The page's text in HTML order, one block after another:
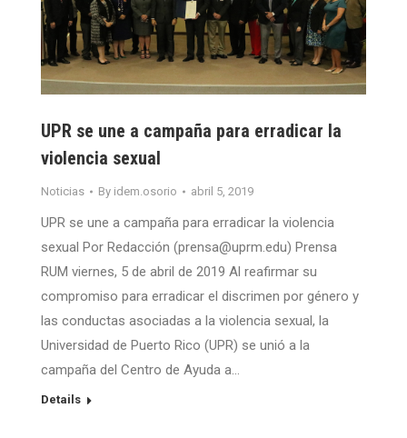
UPR se une a campaña para erradicar la
violencia sexual
Noticias By idem.osorio abril 5, 2019
UPR se une a campaña para erradicar la violencia
sexual Por Redacción (prensa@uprm.edu) Prensa
RUM viernes, 5 de abril de 2019 Al reafirmar su
compromiso para erradicar el discrimen por género y
las conductas asociadas a la violencia sexual, la
Universidad de Puerto Rico (UPR) se unió a la
campaña del Centro de Ayuda a…
Details